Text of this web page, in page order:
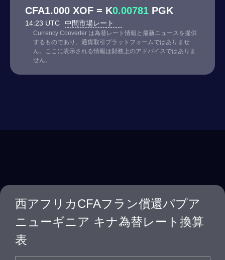
CFA1.000 XOF = K0.00781 PGK
14:23 UTC 中間市場レート
Currency Converter は為替レート情報と最新ニュースを提供
するものであり、通貨取引プラットフォームではありませ
ん。ここに表示される情報は財務上のアドバイスではありま
せん。
西アフリカCFAフラン償還パプア
ニューギニア キナ為替レート換算
表